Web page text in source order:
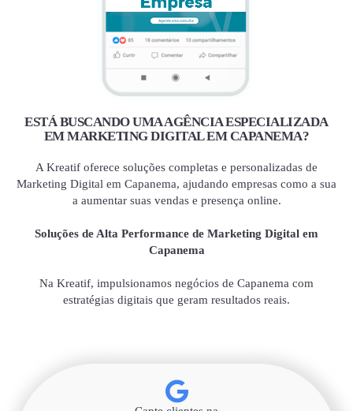
ESTÁ BUSCANDO UMA AGÊNCIA ESPECIALIZADA
EM MARKETING DIGITAL EM CAPANEMA?
A Kreatif oferece soluções completas e personalizadas de
Marketing Digital em Capanema, ajudando empresas como a sua
a aumentar suas vendas e presença online.
Soluções de Alta Performance de Marketing Digital em
Capanema
Na Kreatif, impulsionamos negócios de Capanema com
estratégias digitais que geram resultados reais.